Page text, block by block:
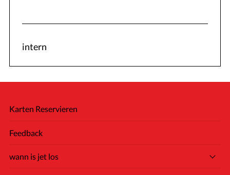
intern
Karten Reservieren
Feedback
wann is jet los